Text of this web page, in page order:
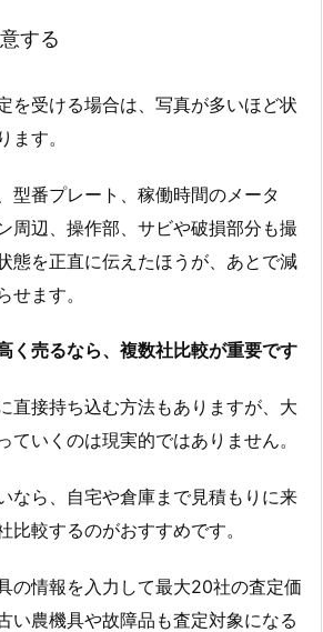
する
を受ける場合は、写真が多いほど状
ます。
型番プレート、稼働時間のメータ
周辺、操作部、サビや破損部分も撮
態を正直に伝えたほうが、あとで減
せます。
く売るなら、複数社比較が重要です
直接持ち込む方法もありますが、大
ていくのは現実的ではありません。
なら、自宅や倉庫まで見積もりに来
比較するのがおすすめです。
の情報を入力して最大20社の査定価
い農機具や故障品も査定対象になる